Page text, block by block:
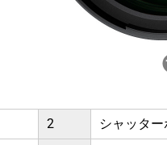
2 シャッタ